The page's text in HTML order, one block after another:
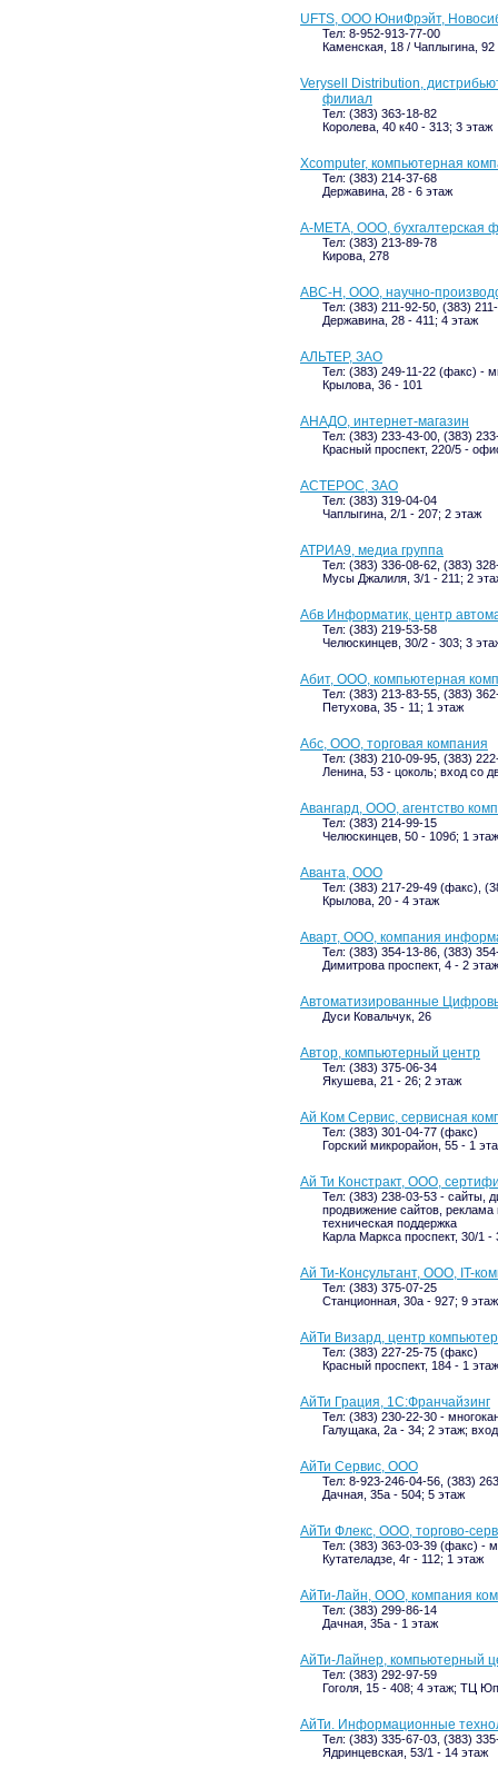
UFTS, ООО ЮниФрэйт,
Тел: 8-952-913-77-00
Каменская, 18 / Чаплыгина,
Verysell Distribution,
филиал
Тел: (383) 363-18-82
Королева, 40 к40 - 313; 3 этаж
Xcomputer, компьютерная
Тел: (383) 214-37-68
Державина, 28 - 6 этаж
А-МЕТА, ООО, бухгалтерская
Тел: (383) 213-89-78
Кирова, 278
АВС-Н, ООО, научно-
Тел: (383) 211-92-50, (383)
Державина, 28 - 411; 4 этаж
АЛЬТЕР, ЗАО
Тел: (383) 249-11-22 (факс) -
Крылова, 36 - 101
АНАДО, интернет-магазин
Тел: (383) 233-43-00, (383)
Красный проспект, 220/5 -
АСТЕРОС, ЗАО
Тел: (383) 319-04-04
Чаплыгина, 2/1 - 207; 2 этаж
АТРИА9, медиа группа
Тел: (383) 336-08-62, (383)
Мусы Джалиля, 3/1 - 211; 2
Абв Информатик, центр
Тел: (383) 219-53-58
Челюскинцев, 30/2 - 303; 3
Абит, ООО, компьютерная
Тел: (383) 213-83-55, (383)
Петухова, 35 - 11; 1 этаж
Абс, ООО, торговая компания
Тел: (383) 210-09-95, (383)
Ленина, 53 - цоколь; вход со
Авангард, ООО, агентство
Тел: (383) 214-99-15
Челюскинцев, 50 - 109б; 1 этаж
Аванта, ООО
Тел: (383) 217-29-49 (факс),
Крылова, 20 - 4 этаж
Аварт, ООО, компания
Тел: (383) 354-13-86, (383)
Димитрова проспект, 4 - 2 этаж
Автоматизированные
Дуси Ковальчук, 26
Автор, компьютерный центр
Тел: (383) 375-06-34
Якушева, 21 - 26; 2 этаж
Ай Ком Сервис, сервисная
Тел: (383) 301-04-77 (факс)
Горский микрорайон, 55 - 1
Ай Ти Констракт, ООО,
Тел: (383) 238-03-53 - сайты,
продвижение сайтов, реклама
техническая поддержка
Карла Маркса проспект, 30/1 -
Ай Ти-Консультант, ООО, IT-
Тел: (383) 375-07-25
Станционная, 30а - 927; 9 этаж
АйТи Визард, центр
Тел: (383) 227-25-75 (факс)
Красный проспект, 184 - 1 этаж
АйТи Грация, 1С:Франчайзинг
Тел: (383) 230-22-30 -
Галущака, 2а - 34; 2 этаж;
АйТи Сервис, ООО
Тел: 8-923-246-04-56, (383)
Дачная, 35а - 504; 5 этаж
АйТи Флекс, ООО, торгово-
Тел: (383) 363-03-39 (факс) -
Кутателадзе, 4г - 112; 1 этаж
АйТи-Лайн, ООО, компания
Тел: (383) 299-86-14
Дачная, 35а - 1 этаж
АйТи-Лайнер, компьютерный
Тел: (383) 292-97-59
Гоголя, 15 - 408; 4 этаж; ТЦ
АйТи. Информационные
Тел: (383) 335-67-03, (383)
Ядринцевская, 53/1 - 14 этаж